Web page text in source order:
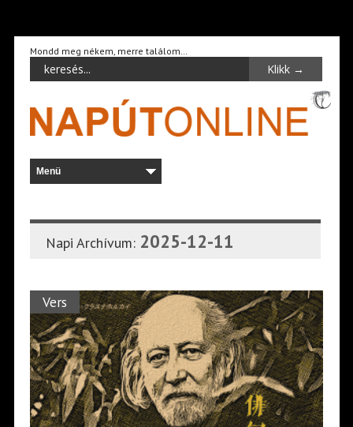
Mondd meg nékem, merre találom…
Napi Archívum: 2025-12-11
Vers